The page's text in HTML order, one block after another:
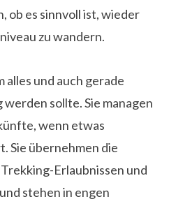
ob es sinnvoll ist, wieder
zu wandern.
alles und auch gerade
sollte. Sie managen
wenn etwas
Sie übernehmen die
Erlaubnissen und
und stehen in engen